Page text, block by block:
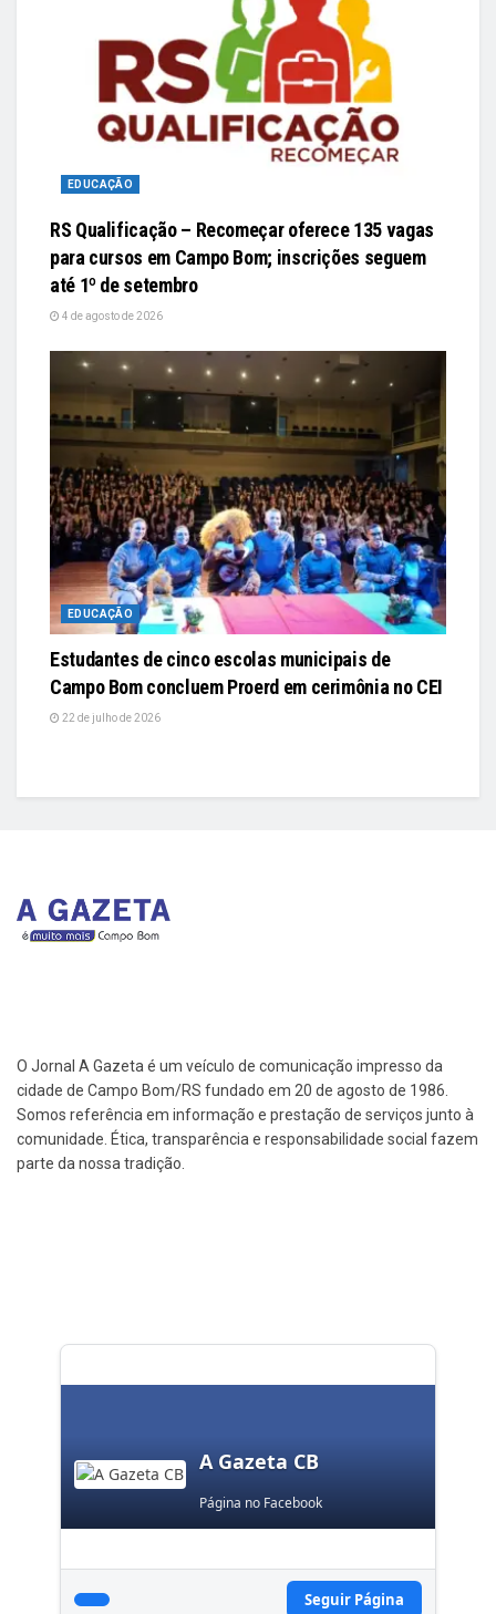
EDUCAÇÃO
RS Qualificação – Recomeçar oferece 135 vagas
para cursos em Campo Bom; inscrições seguem
até 1º de setembro
4 de agosto de 2026
EDUCAÇÃO
Estudantes de cinco escolas municipais de
Campo Bom concluem Proerd em cerimônia no CEI
22 de julho de 2026
O Jornal A Gazeta é um veículo de comunicação impresso da
cidade de Campo Bom/RS fundado em 20 de agosto de 1986.
Somos referência em informação e prestação de serviços junto à
comunidade. Ética, transparência e responsabilidade social fazem
parte da nossa tradição.
A Gazeta CB
Página no Facebook
Seguir Página